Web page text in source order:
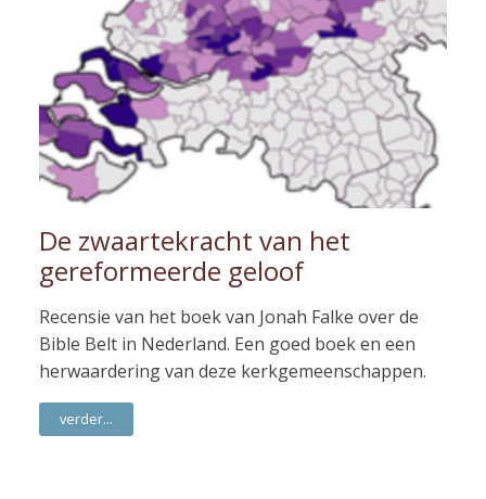
De zwaartekracht van het
gereformeerde geloof
Recensie van het boek van Jonah Falke over de
Bible Belt in Nederland. Een goed boek en een
herwaardering van deze kerkgemeenschappen.
verder...